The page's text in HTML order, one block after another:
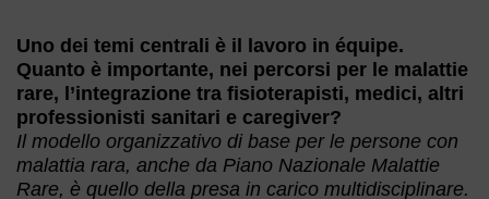
Uno dei temi centrali è il lavoro in équipe.
Quanto è importante, nei percorsi per le malattie
rare, l’integrazione tra fisioterapisti, medici, altri
professionisti sanitari e caregiver?
Il modello organizzativo di base per le persone con
malattia rara, anche da Piano Nazionale Malattie
Rare, è quello della presa in carico multidisciplinare.